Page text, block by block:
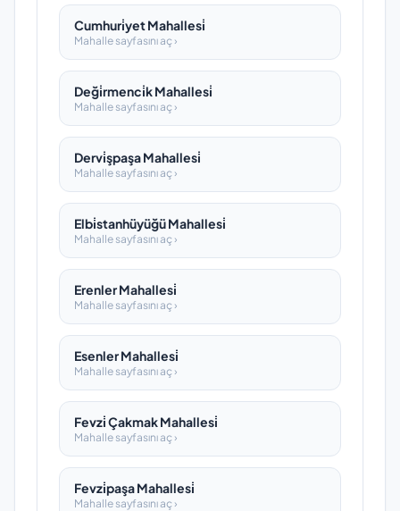
Cumhuri̇yet Mahallesi̇
Mahalle sayfasını aç ›
Deği̇rmenci̇k Mahallesi̇
Mahalle sayfasını aç ›
Dervi̇şpaşa Mahallesi̇
Mahalle sayfasını aç ›
Elbi̇stanhüyüğü Mahallesi̇
Mahalle sayfasını aç ›
Erenler Mahallesi̇
Mahalle sayfasını aç ›
Esenler Mahallesi̇
Mahalle sayfasını aç ›
Fevzi̇ Çakmak Mahallesi̇
Mahalle sayfasını aç ›
Fevzi̇paşa Mahallesi̇
Mahalle sayfasını aç ›